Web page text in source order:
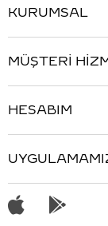
KURUMSAL
MÜŞTERİ
HESABIM